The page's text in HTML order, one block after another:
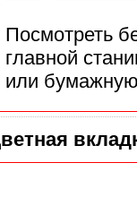
Посмотреть
главной
или